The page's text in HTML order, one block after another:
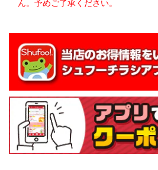
ん。予めご了承ください。